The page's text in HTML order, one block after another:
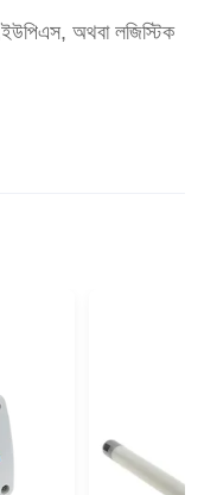
অথবা লজিস্টিক